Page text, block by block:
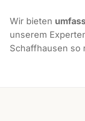
Wir bieten
unserem
Schaffhausen so